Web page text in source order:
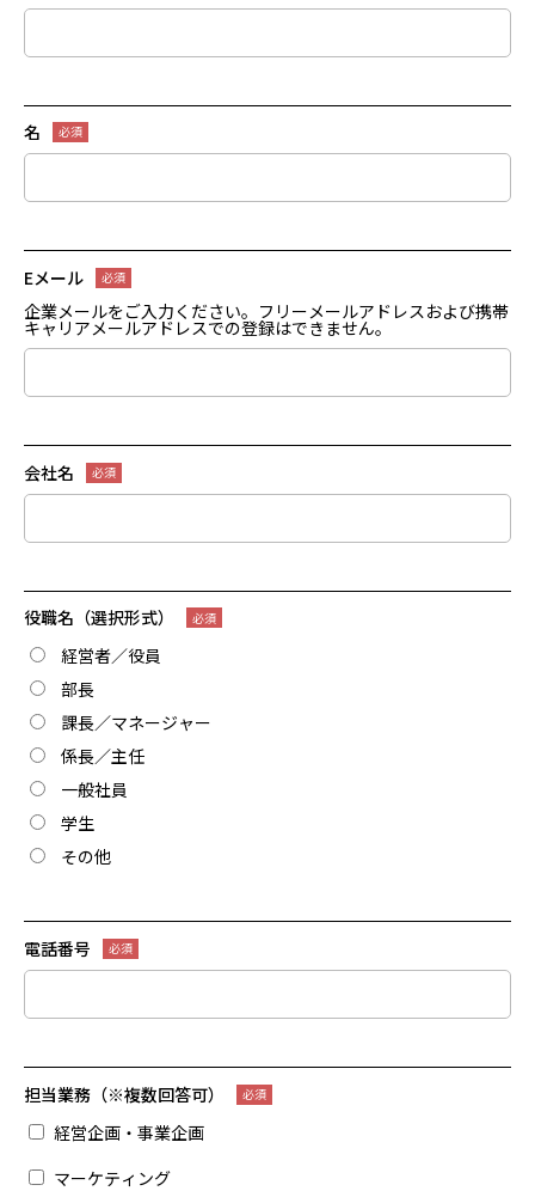
名
Eメール
企業メールをご入力ください。フリーメールアドレスおよび携帯
キャリアメールアドレスでの登録はできません。
会社名
役職名（選択形式）
経営者／役員
部長
課長／マネージャー
係長／主任
一般社員
学生
その他
電話番号
担当業務（※複数回答可）
経営企画・事業企画
マーケティング